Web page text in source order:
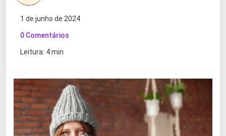
1 de junho de 2024
0 Comentários
Leitura: 4 min